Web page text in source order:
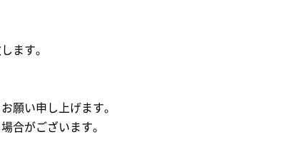
ます。
願い申し上げます。
合がございます。